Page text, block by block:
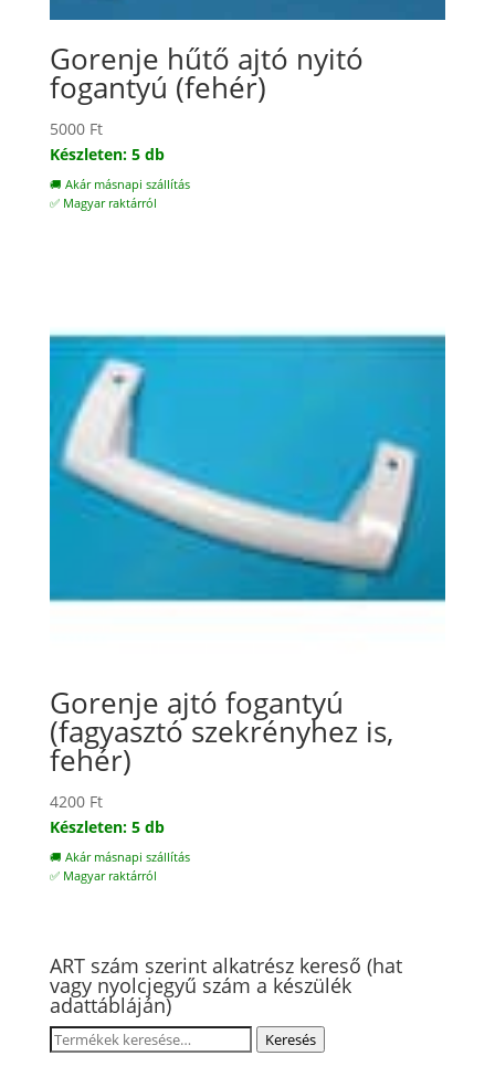
Gorenje hűtő ajtó nyitó
fogantyú (fehér)
5000 Ft
Készleten: 5 db
🚚 Akár másnapi szállítás
✅ Magyar raktárról
Gorenje ajtó fogantyú
(fagyasztó szekrényhez is,
fehér)
4200 Ft
Készleten: 5 db
🚚 Akár másnapi szállítás
✅ Magyar raktárról
ART szám szerint alkatrész kereső (hat
vagy nyolcjegyű szám a készülék
adattábláján)
Keresés
Keresés